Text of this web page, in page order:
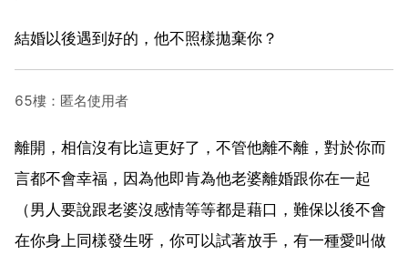
結婚以後遇到好的，他不照樣拋棄你？
65樓：匿名使用者
離開，相信沒有比這更好了，不管他離不離，對於你而
言都不會幸福，因為他即肯為他老婆離婚跟你在一起
（男人要說跟老婆沒感情等等都是藉口，難保以後不會
在你身上同樣發生呀，你可以試著放手，有一種愛叫做